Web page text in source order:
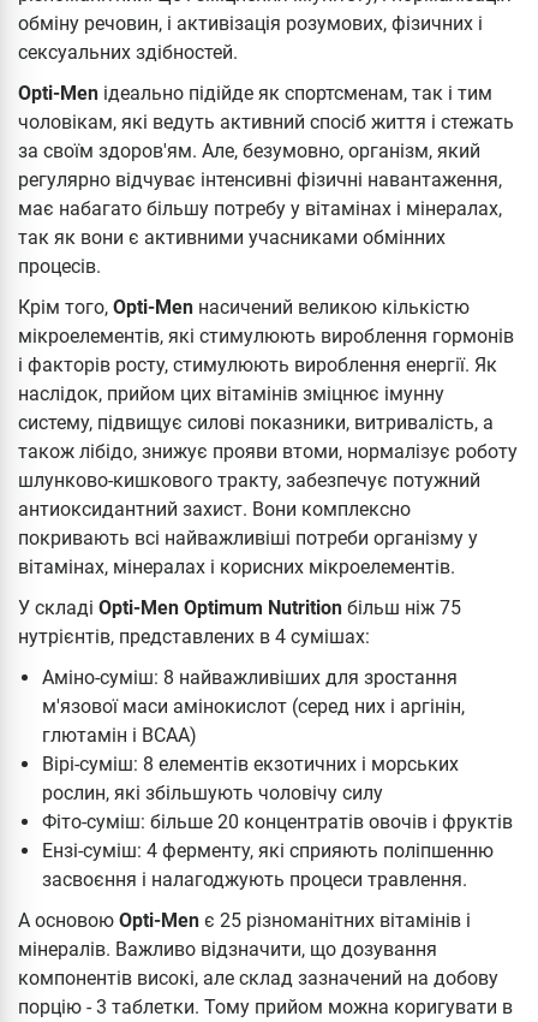
обміну речовин, і активізація розумових, фізичних і
сексуальних здібностей.
Opti-Men ідеально підійде як спортсменам, так і тим
чоловікам, які ведуть активний спосіб життя і стежать
за своїм здоров'ям. Але, безумовно, організм, який
регулярно відчуває інтенсивні фізичні навантаження,
має набагато більшу потребу у вітамінах і мінералах,
так як вони є активними учасниками обмінних
процесів.
Крім того, Opti-Men насичений великою кількістю
мікроелементів, які стимулюють вироблення гормонів
і факторів росту, стимулюють вироблення енергії. Як
наслідок, прийом цих вітамінів зміцнює імунну
систему, підвищує силові показники, витривалість, а
також лібідо, знижує прояви втоми, нормалізує роботу
шлунково-кишкового тракту, забезпечує потужний
антиоксидантний захист. Вони комплексно
покривають всі найважливіші потреби організму у
вітамінах, мінералах і корисних мікроелементів.
У складі Opti-Men Optimum Nutrition більш ніж 75
нутрієнтів, представлених в 4 сумішах:
Аміно-суміш: 8 найважливіших для зростання
м'язової маси амінокислот (серед них і аргінін,
глютамін і ВСАА)
Вірі-суміш: 8 елементів екзотичних і морських
рослин, які збільшують чоловічу силу
Фіто-суміш: більше 20 концентратів овочів і фруктів
Ензі-суміш: 4 ферменту, які сприяють поліпшенню
засвоєння і налагоджують процеси травлення.
А основою Opti-Men є 25 різноманітних вітамінів і
мінералів. Важливо відзначити, що дозування
компонентів високі, але склад зазначений на добову
порцію - 3 таблетки. Тому прийом можна коригувати в